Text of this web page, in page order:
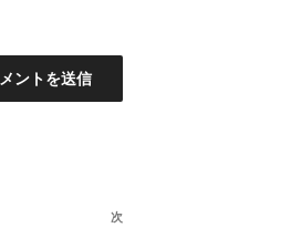
次
次